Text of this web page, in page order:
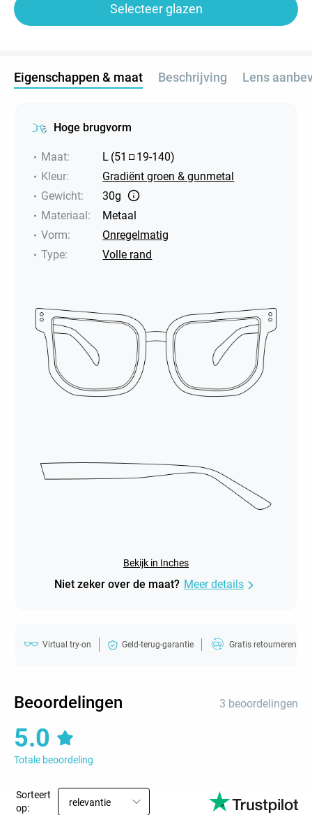
Selecteer glazen
Eigenschappen & maat Beschrijving Lens
Hoge brugvorm
Maat: L (51 19-140)
Kleur:
Gradiënt groen & gunmetal
Gewicht:
30g
Materiaal:
Metaal
Vorm:
Onregelmatig
Type: Volle rand
Bekijk in Inches
Niet zeker over de maat? Meer details
Virtual try-on Geld-terug-garantie Gratis retourneren
Beoordelingen 3 beoordelingen
5.0
Totale beoordeling
Sorteert
op:
relevantie